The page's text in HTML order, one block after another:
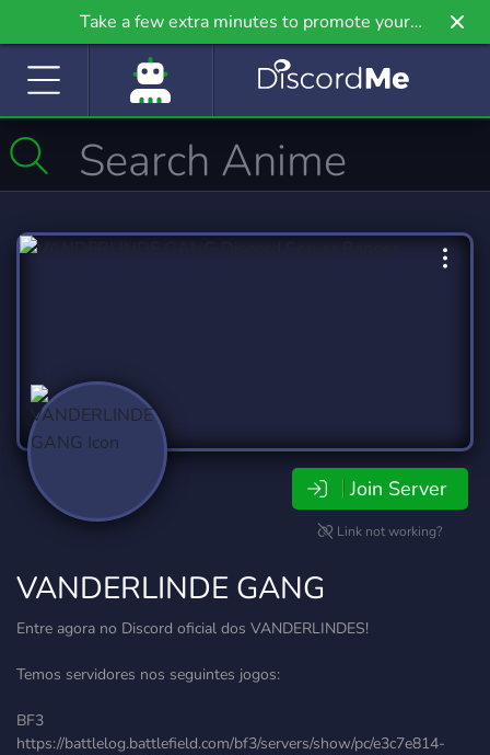
Take a few extra minutes to promote your
community even further on Griv.io, our newest
Join Server
Link not working?
VANDERLINDE GANG
Entre agora no Discord oficial dos VANDERLINDES!
Temos servidores nos seguintes jogos:
BF3
https://battlelog.battlefield.com/bf3/servers/show/pc/e3c7e814-